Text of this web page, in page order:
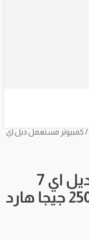
/ كمبيوتر مستعمل ديل اي
كمبيوتر مستعمل ديل اي 7